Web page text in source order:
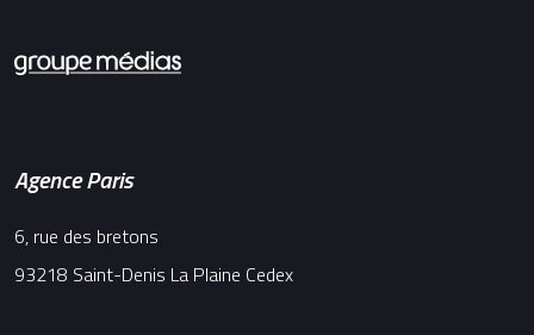
Agence Paris
6, rue des bretons
93218 Saint-Denis La Plaine Cedex